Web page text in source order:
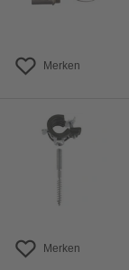
Merken
Merken